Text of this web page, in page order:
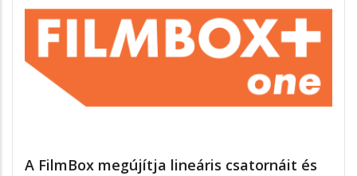
A FilmBox megújítja lineáris csatornáit és